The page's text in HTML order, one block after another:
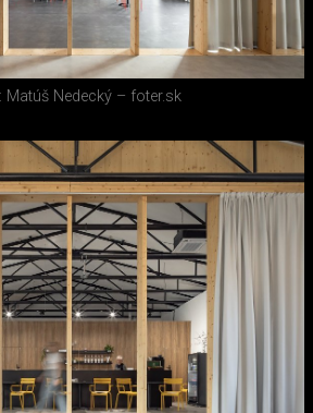
Matúš Nedecký – foter.sk